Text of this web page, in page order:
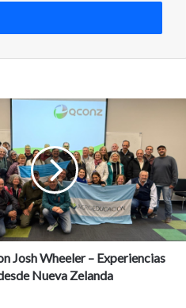
Josh Wheeler – Experiencias
Nueva Zelanda